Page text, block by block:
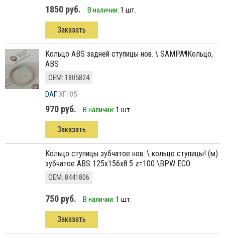
1850 руб. В наличии: 1 шт.
Заказать
Кольцо ABS задней ступицы нов. \ SAMPA¶Кольцо,
ABS
ОЕМ: 1805824
DAFXF105
970 руб. В наличии: 1 шт.
Заказать
кольцо ступицы зубчатое нов. \ кольцо ступицы! (м)
зубчатое ABS 125x156x8.5 z=100 \BPW ECO
ОЕМ: 8441806
750 руб. В наличии: 1 шт.
Заказать